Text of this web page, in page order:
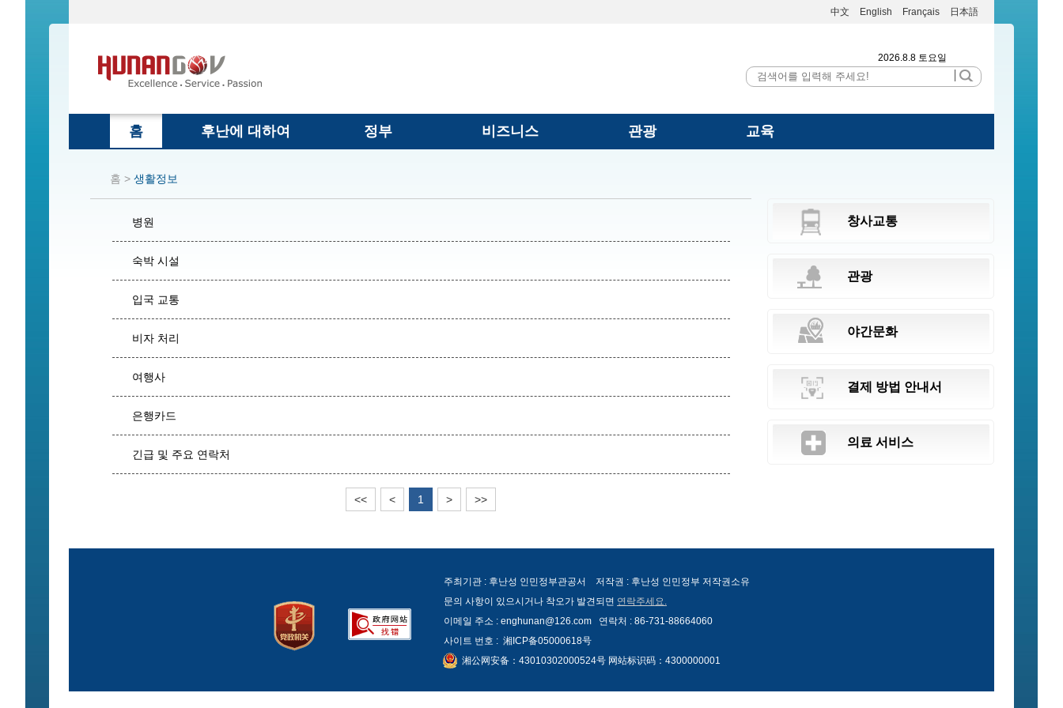
中文 English Français 日本語
2026.8.8 토요일
홈 후난에 대하여 정부 비즈니스 관광 교육
홈 > 생활정보
병원
숙박 시설
입국 교통
비자 처리
여행사
은행카드
긴급 및 주요 연락처
<< < 1 > >>
창사교통
관광
야간문화
결제 방법 안내서
의료 서비스
주최기관 : 후난성 인민정부관공서 저작권 : 후난성 인민정부 저작권소유
문의 사항이 있으시거나 착오가 발견되면 연락주세요.
이메일 주소 : enghunan@126.com 연락처 : 86-731-88664060
사이트 번호 : 湘ICP备05000618号
湘公网安备：43010302000524号 网站标识码：4300000001